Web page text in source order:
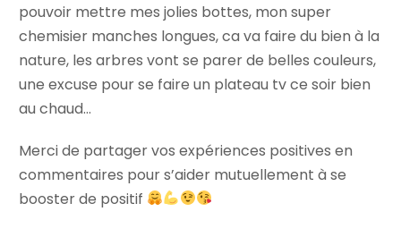
pouvoir mettre mes jolies bottes, mon super
chemisier manches longues, ca va faire du bien à la
nature, les arbres vont se parer de belles couleurs,
une excuse pour se faire un plateau tv ce soir bien
au chaud…
Merci de partager vos expériences positives en
commentaires pour s’aider mutuellement à se
booster de positif